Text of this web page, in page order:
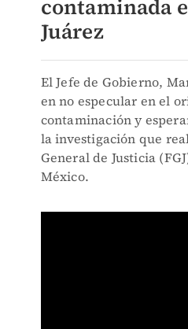
contaminada
Juárez
El Jefe de Gobierno,
en no especular en el
contaminación y
la investigación que
General de Justicia
México.